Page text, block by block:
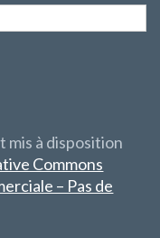
à disposition
Commons
– Pas de